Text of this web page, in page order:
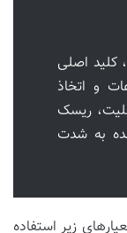
کلید اصلی
و اتخاذ
ریسک
به شدت
زیر استفاده